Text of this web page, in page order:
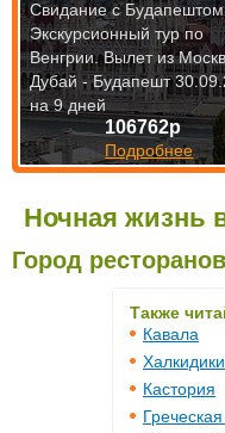
Ночная жизнь
Город
Также
Кавала
Халкидики
Кастория
106762р
Подробнее
Свидание с
Экскурсионный тур по
Венгрии.Вылет из
Дубай - Будапешт
на 9 дней